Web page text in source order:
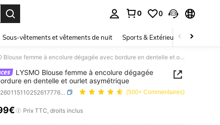
0 0
Sous-vêtements et vêtements de nuit Sports & Extérieur Enfants
LYSMO Blouse femme à encolure dégagée avec bordure en dentelle et ourlet asymétrique
LYSMO Blouse femme à encolure dégagée
en dentelle et ourlet asymétrique
SKU: sz260115110252617776095 (500+ Commentaires)
AND AVAILABILITY
Prix TTC, droits inclus